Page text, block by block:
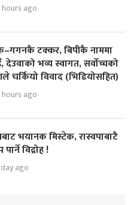
hours ago
टक्कर, बिपीकै नाममा
देउवाको भव्य स्वागत, सर्वोच्चको
चर्कियो विवाद (भिडियोसहित)
hours ago
भयानक मिस्टेक, रास्वपाबाटै
विद्रोह !
day ago